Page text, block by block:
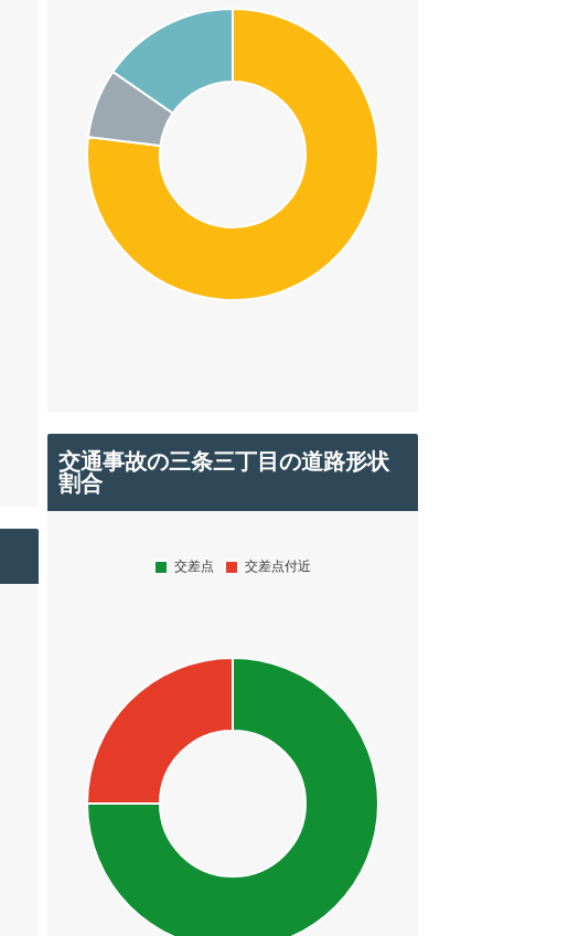
交通事故の三条三丁目の道路形状
割合